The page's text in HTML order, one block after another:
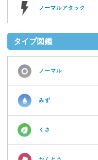
ノーマルアタック
タイプ図鑑
ノーマル
みず
くさ